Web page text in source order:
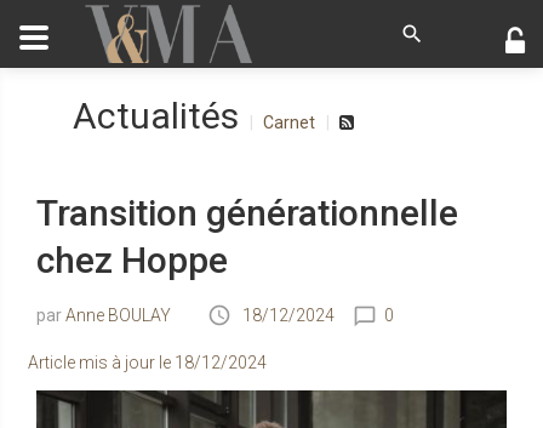
Actualités Carnet
Transition générationnelle
chez Hoppe
Anne BOULAY 18/12/2024 0
Article mis à jour le 18/12/2024